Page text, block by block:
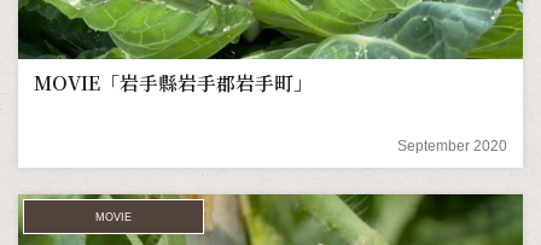
MOVIE「岩手縣岩手郡岩手町」
September 2020
MOVIE